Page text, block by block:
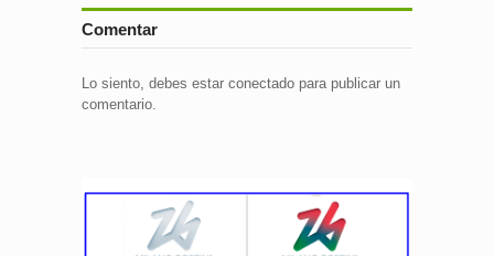
Comentar
Lo siento, debes estar conectado para publicar un
comentario.